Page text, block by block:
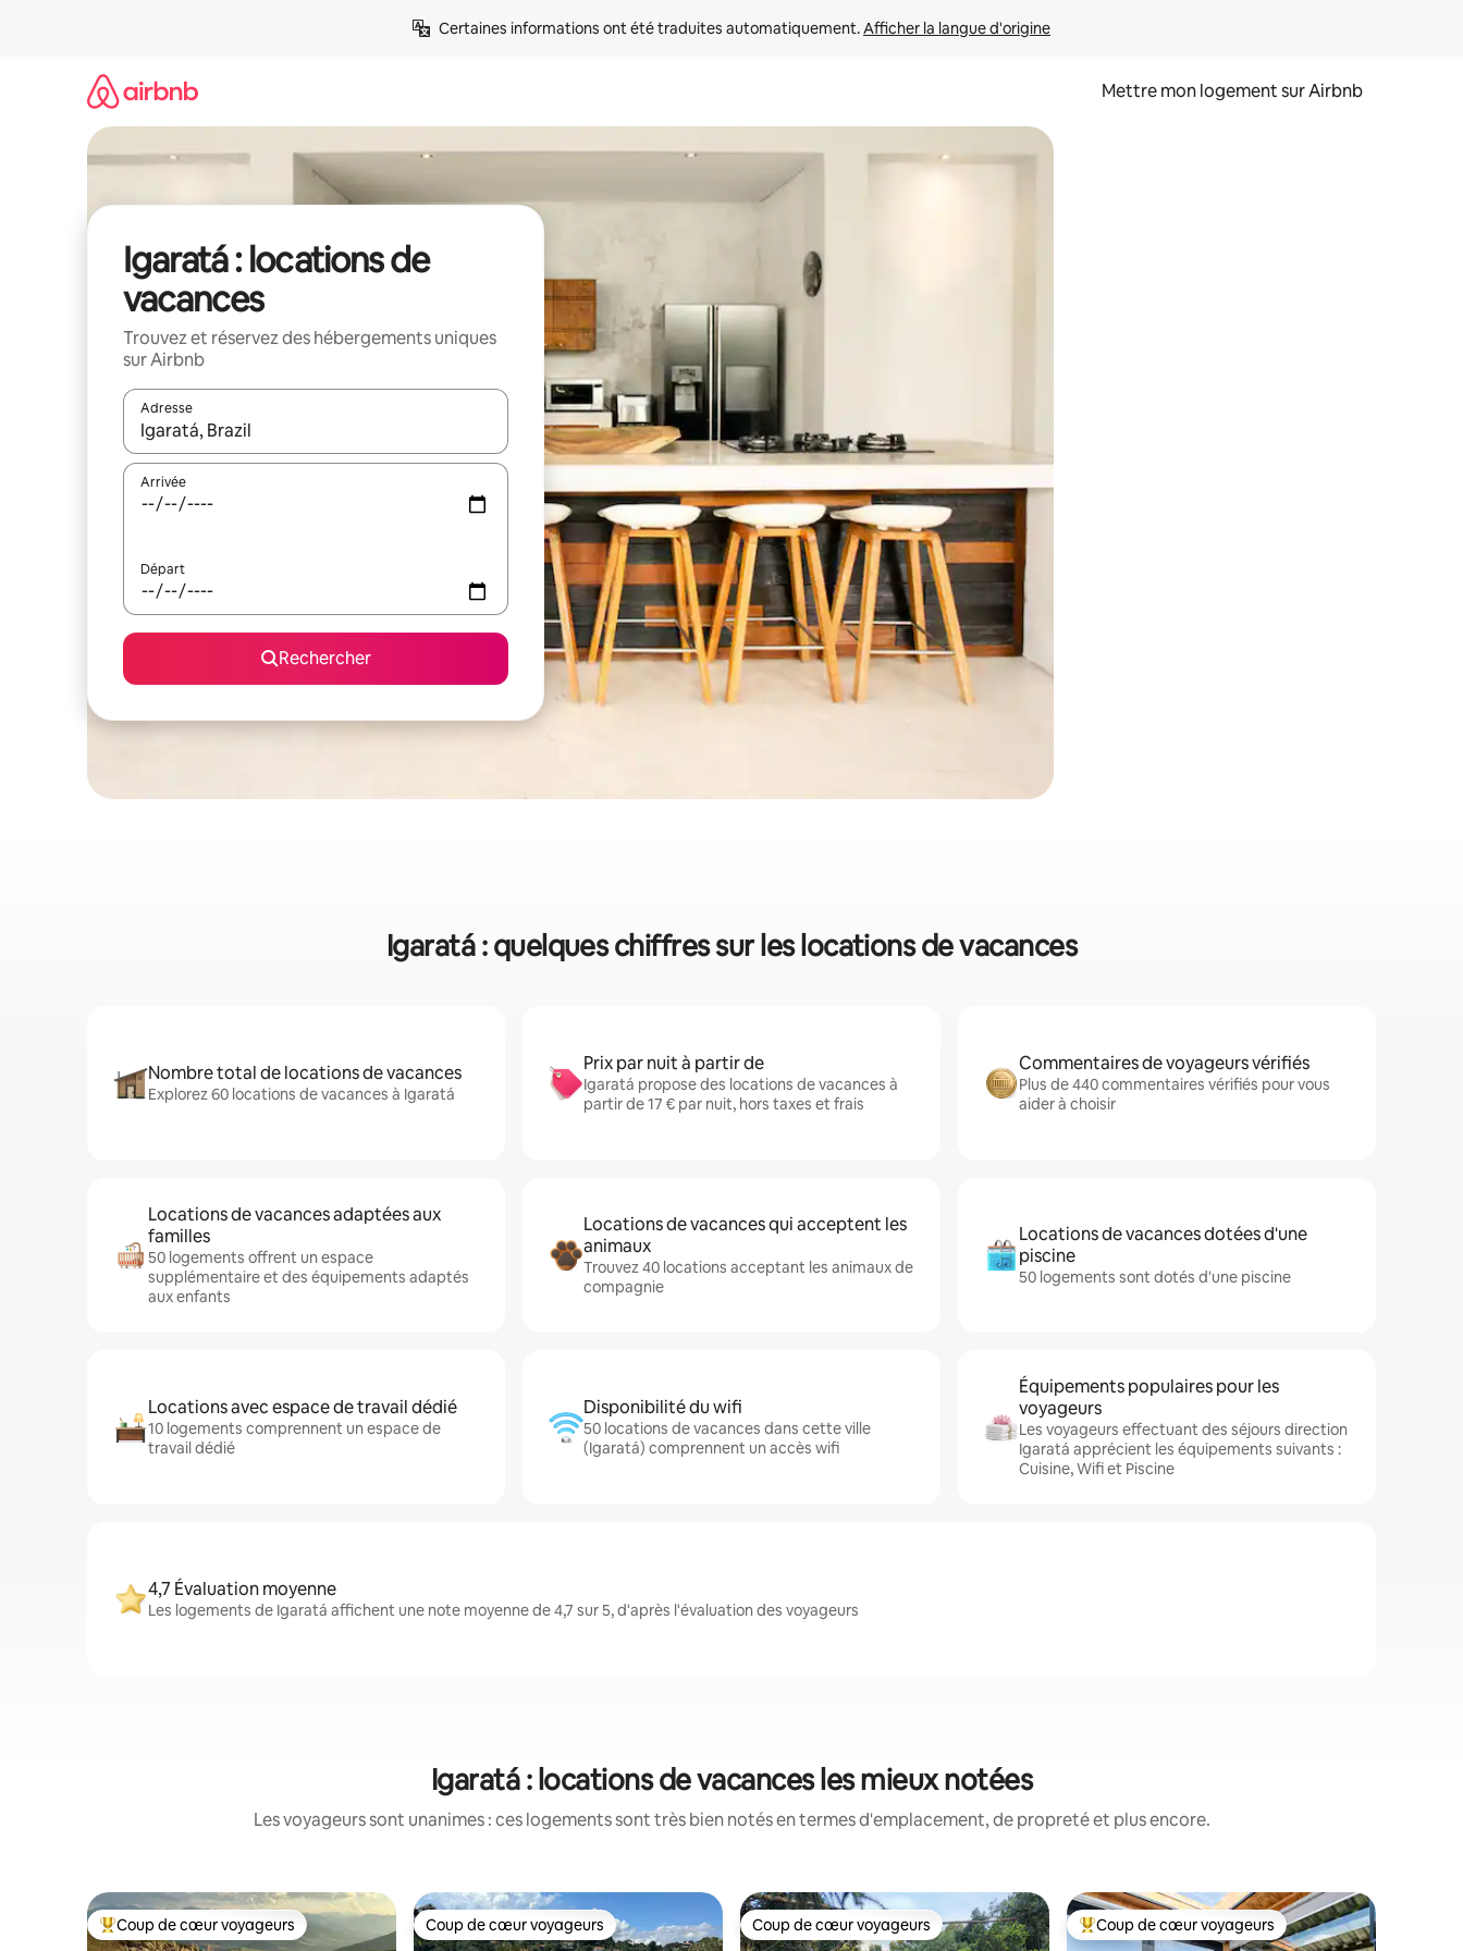
Certaines informations ont été traduites automatiquement. Afficher la langue d'origine
Mettre mon logement sur Airbnb
Igaratá : locations de
vacances
Trouvez et réservez des hébergements uniques
sur Airbnb
Adresse
Lorsque les résultats s'affichent, utilisez les flèches vers le haut et vers le bas pour les parcourir ou en appuyant et en faisant glisser.
Arrivée
Départ
Rechercher
Igaratá : quelques chiffres sur les locations de vacances
Nombre total de locations de vacances
Explorez 60 locations de vacances à Igaratá
Prix par nuit à partir de
Igaratá propose des locations de vacances à
partir de 17 € par nuit, hors taxes et frais
Commentaires de voyageurs vérifiés
Plus de 440 commentaires vérifiés pour vous
aider à choisir
Locations de vacances adaptées aux
familles
50 logements offrent un espace
supplémentaire et des équipements adaptés
aux enfants
Locations de vacances qui acceptent les
animaux
Trouvez 40 locations acceptant les animaux de
compagnie
Locations de vacances dotées d'une
piscine
50 logements sont dotés d'une piscine
Locations avec espace de travail dédié
10 logements comprennent un espace de
travail dédié
Disponibilité du wifi
50 locations de vacances dans cette ville
(Igaratá) comprennent un accès wifi
Équipements populaires pour les
voyageurs
Les voyageurs effectuant des séjours direction
Igaratá apprécient les équipements suivants :
Cuisine, Wifi et Piscine
4,7 Évaluation moyenne
Les logements de Igaratá affichent une note moyenne de 4,7 sur 5, d'après l'évaluation des voyageurs
Igaratá : locations de vacances les mieux notées
Les voyageurs sont unanimes : ces logements sont très bien notés en termes d'emplacement, de propreté et plus encore.
Coups de cœur voyageurs les plus appréciés
Coup de cœur voyageurs Coup de cœur voyageurs
Coup de cœur voyageurs Coup de cœur voyageurs
Coup de cœur voyageurs Coups de cœur voyageurs les plus appréciés
Coup de cœur voyageurs